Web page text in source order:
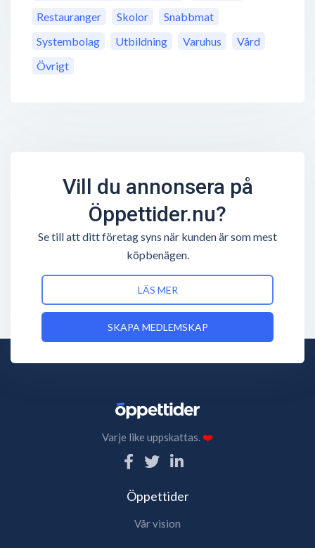
Restauranger
Skolor
Snabbmat
Systembolag
Utbildning Varuhus
Vård
Övrigt
Vill du annonsera på
Öppettider.nu?
Se till att ditt företag syns när kunden är som mest
köpbenägen.
LÄS MER
SKAPA MEDLEMSKAP
Varje like uppskattas.❤️
Öppettider
Vår vision